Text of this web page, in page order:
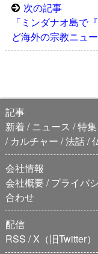
次の記事
「ミンダナオ島で
ど海外の宗教ニュ
記事
新着
ニュース 特集
カルチャー 法話
会社情報
会社概要 プライバ
合わせ
配信
RSS X（旧Twitter）